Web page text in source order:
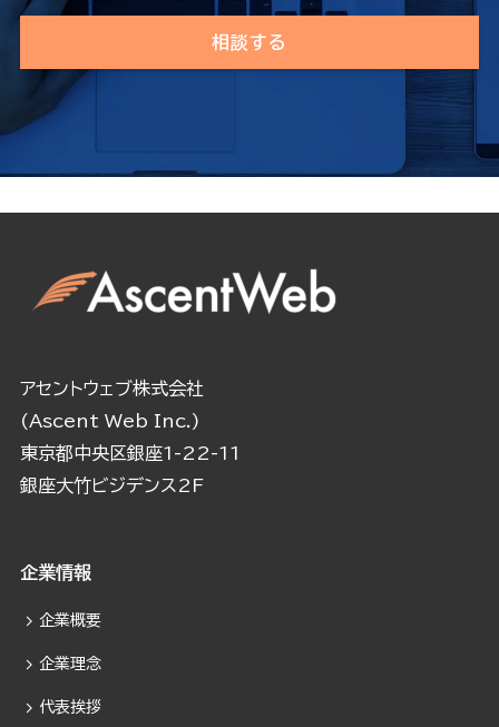
相談する
アセントウェブ株式会社
(Ascent Web Inc.)
東京都中央区銀座1-22-11
銀座大竹ビジデンス2F
企業情報
企業概要
企業理念
代表挨拶